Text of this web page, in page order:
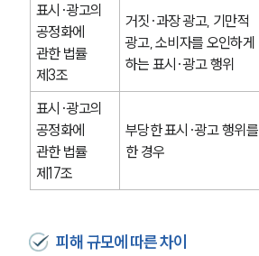
표시·광고의
공정화에
관한 법률
제3조
거짓·과장 광고, 기만적
광고, 소비자를 오인하게
하는 표시·광고 행위
표시·광고의
공정화에
관한 법률
제17조
부당한 표시·광고 행위를
한 경우
피해 규모에 따른 차이